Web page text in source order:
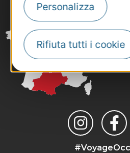
Personalizza
Rifiuta tutti i cookie